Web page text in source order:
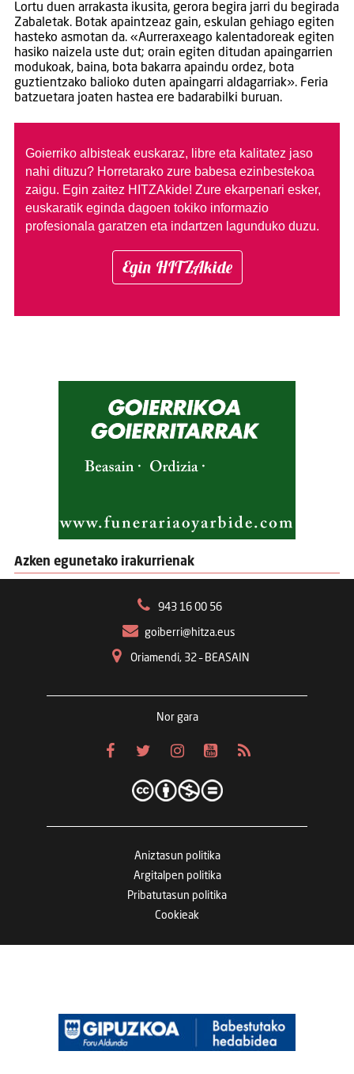
Lortu duen arrakasta ikusita, gerora begira jarri du begirada
Zabaletak. Botak apaintzeaz gain, eskulan gehiago egiten
hasteko asmotan da. «Aurreraxeago kalentadoreak egiten
hasiko naizela uste dut; orain egiten ditudan apaingarrien
modukoak, baina, bota bakarra apaindu ordez, bota
guztientzako balioko duten apaingarri aldagarriak». Feria
batzuetara joaten hastea ere badarabilki buruan.
Goierriko albisteak euskaraz, libre eta kalitatez jaso
nahi dituzu? Horretarako zure babesa ezinbestekoa
zaigu. Egin zaitez HITZAkide! Zure ekarpenari esker,
euskaratik eginda dagoen tokiko informazio
profesionala garatzen eta indartzen lagunduko duzu.
Egin HITZAkide
Azken egunetako irakurrienak
943 16 00 56
goiberri@hitza.eus
Oriamendi, 32 – BEASAIN
Nor gara
Aniztasun politika
Argitalpen politika
Pribatutasun politika
Cookieak